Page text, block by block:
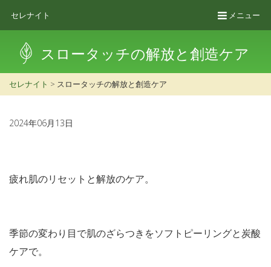
セレナイト メニュー
スロータッチの解放と創造ケア
セレナイト > スロータッチの解放と創造ケア
2024年06月13日
疲れ肌のリセットと解放のケア。
季節の変わり目で肌のざらつきをソフトピーリングと炭酸
ケアで。